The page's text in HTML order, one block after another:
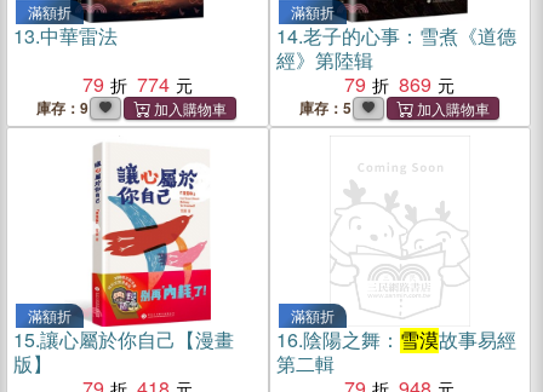
滿額折
13.中華雷法
79
774
庫存：9
滿額折
14.老子的心事：雪煮《道德
經》第陸辑
79
869
庫存：5
滿額折
15.讓心屬於你自己【漫畫
版】
滿額折
16.陰陽之舞： 雪漠故事易經
第二輯